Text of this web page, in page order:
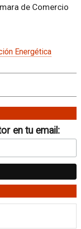
de Comercio
Energética
en tu email: